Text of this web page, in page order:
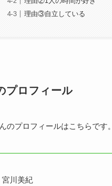
理由③自立している
プロフィール
のプロフィールはこちらです。
宮川美紀